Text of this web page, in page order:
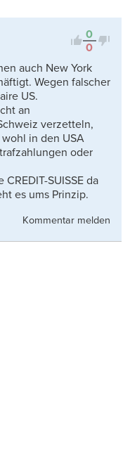
0
0
auch New York
Wegen falscher
US.
an
verzetteln,
in den USA
oder
SUISSE da
es ums Prinzip.
Kommentar melden